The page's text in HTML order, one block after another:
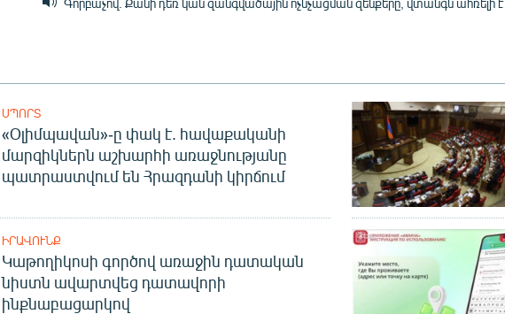
Գորբաչով. Քանի դեռ կան զանգվածային ոչնչացման զենքերը, վտանգն ահռելի է
ՍՊՈՐՏ
«Օլիմպավան»-ը փակ է. հավաքականի
մարզիկներն աշխարհի առաջնությանը
պատրաստվում են Հրազդանի կիրճում
ԻՐԱՎՈՒՆՔ
Կաթողիկոսի գործով առաջին դատական
նիստն ավարտվեց դատավորի
ինքնաբացարկով